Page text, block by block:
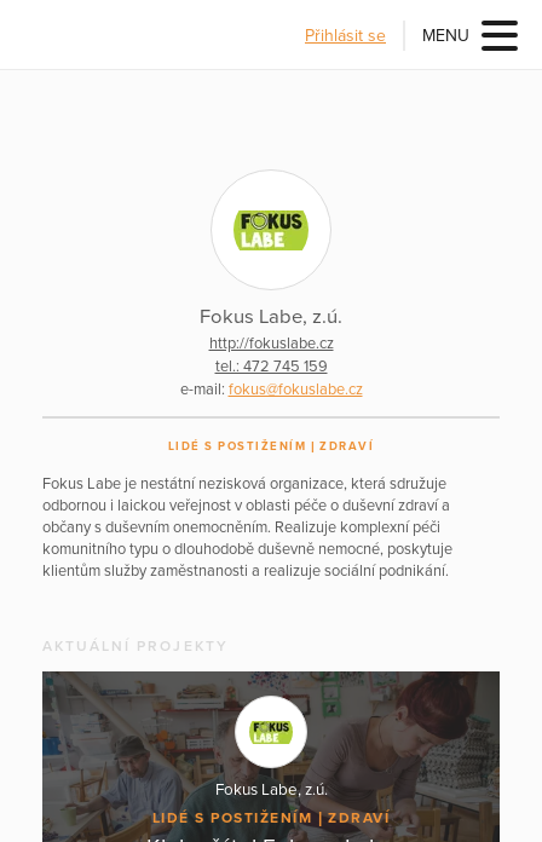
Přihlásit se MENU
Fokus Labe, z.ú.
http://fokuslabe.cz
tel.: 472 745 159
e-mail: fokus@fokuslabe.cz
LIDÉ S POSTIŽENÍM ZDRAVÍ
Fokus Labe je nestátní nezisková organizace, která sdružuje
odbornou i laickou veřejnost v oblasti péče o duševní zdraví a
občany s duševním onemocněním. Realizuje komplexní péči
komunitního typu o dlouhodobě duševně nemocné, poskytuje
klientům služby zaměstnanosti a realizuje sociální podnikání.
AKTUÁLNÍ PROJEKTY
Fokus Labe, z.ú.
LIDÉ S POSTIŽENÍM ZDRAVÍ